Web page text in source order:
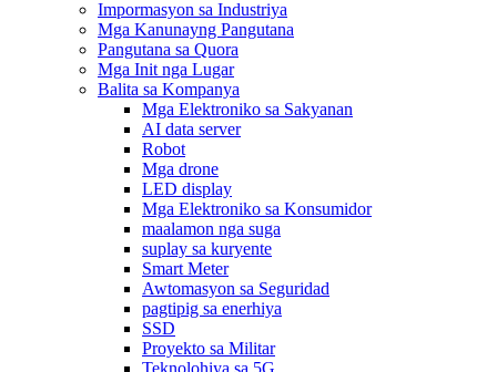
Impormasyon sa Industriya
Mga Kanunayng Pangutana
Pangutana sa Quora
Mga Init nga Lugar
Balita sa Kompanya
Mga Elektroniko sa Sakyanan
AI data server
Robot
Mga drone
LED display
Mga Elektroniko sa Konsumidor
maalamon nga suga
suplay sa kuryente
Smart Meter
Awtomasyon sa Seguridad
pagtipig sa enerhiya
SSD
Proyekto sa Militar
Teknolohiya sa 5G